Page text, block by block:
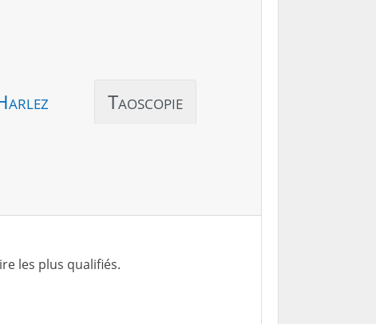
Taoscopie
les plus qualifiés.